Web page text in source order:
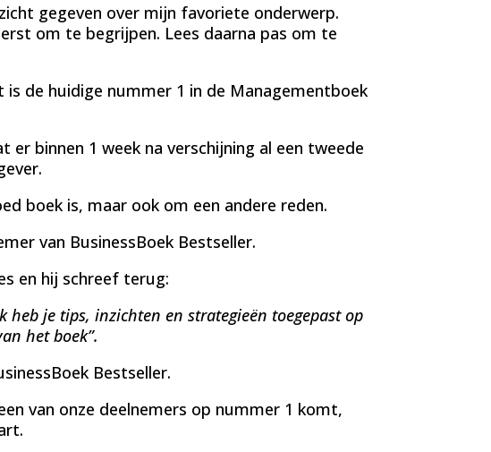
gegeven over mijn favoriete onderwerp.
om te begrijpen. Lees daarna pas om te
de huidige nummer 1 in de Managementboek
binnen 1 week na verschijning al een tweede
boek is, maar ook om een andere reden.
van BusinessBoek Bestseller.
en hij schreef terug:
heb je tips, inzichten en strategieën toegepast op
het boek”.
Bestseller.
van onze deelnemers op nummer 1 komt,